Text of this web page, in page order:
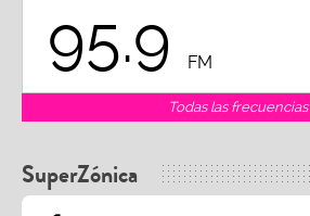
95.9 FM
Todas las frecuencias
SuperZónica